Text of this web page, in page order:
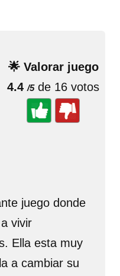
🌟 Valorar juego
4.4 /5de 16 votos
juego donde
vivir
Ella esta muy
a cambiar su